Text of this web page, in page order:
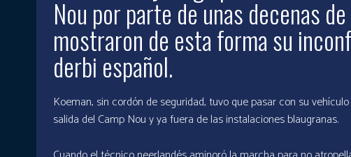
Nou por parte de unas decenas
mostraron de esta forma su
derbi español.
Koeman, sin cordón de seguridad, tuvo que pasar con su
salida del Camp Nou y ya fuera de las instalaciones blaugranas.